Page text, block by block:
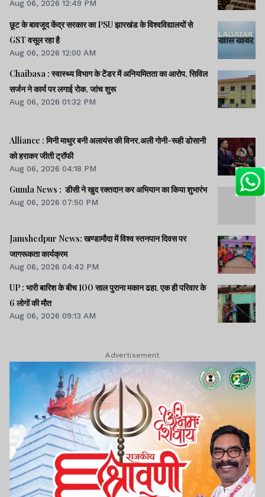
Aug 06, 2026 12:49 PM
छूट के बावजूद केंद्र सरकार का PSU झारखंड के विश्वविद्यालयों से
GST वसूल रहा है
Aug 06, 2026 12:00 AM
Chaibasa : स्वास्थ्य विभाग के टेंडर में अनियमितता का आरोप, सिविल
सर्जन ने कार्य पर लगाई रोक, जांच शुरू
Aug 06, 2026 01:32 PM
Alliance : मिनी माथुर बनी अलायंस की विनर,अली गोनी-रूही डोसानी
को हराकर जीती ट्रॉफी
Aug 06, 2026 04:18 PM
Gumla News : डीसी ने खुद रक्तदान कर अभियान का किया शुभारंभ
Aug 06, 2026 07:50 PM
Jamshedpur News: खण्डामौदा में विश्व स्तनपान दिवस पर
जागरूकता कार्यक्रम
Aug 06, 2026 04:42 PM
UP : भारी बारिश के बीच 100 साल पुराना मकान ढहा, एक ही परिवार के
6 लोगों की मौत
Aug 06, 2026 09:13 AM
Advertisement